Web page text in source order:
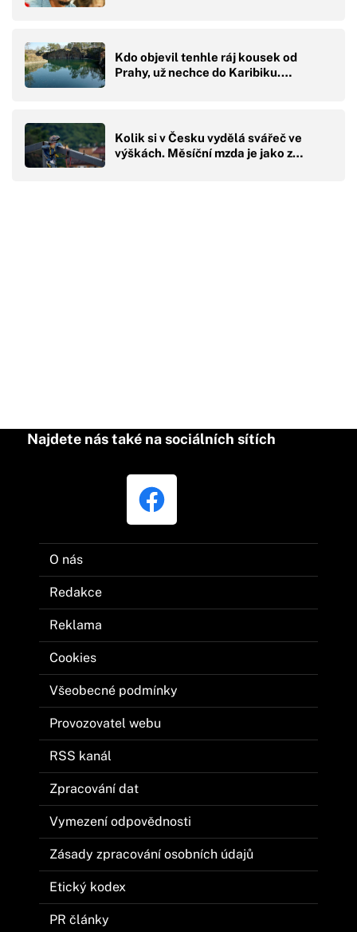
Kdo objevil tenhle ráj kousek od
Prahy, už nechce do Karibiku.…
Kolik si v Česku vydělá svářeč ve
výškách. Měsíční mzda je jako z…
Najdete nás také na sociálních sítích
O nás
Redakce
Reklama
Cookies
Všeobecné podmínky
Provozovatel webu
RSS kanál
Zpracování dat
Vymezení odpovědnosti
Zásady zpracování osobních údajů
Etický kodex
PR články